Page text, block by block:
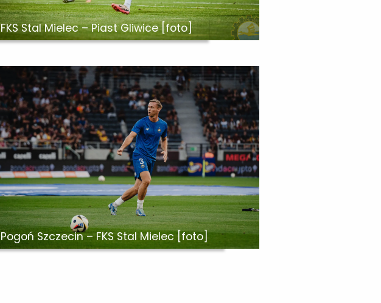
FKS Stal Mielec – Piast Gliwice [foto]
Pogoń Szczecin – FKS Stal Mielec [foto]